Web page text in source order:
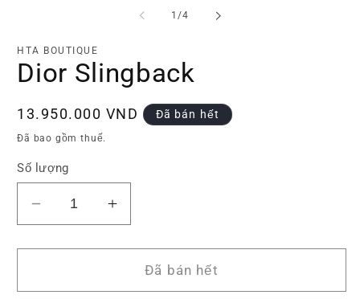
hộp
tương
tác
1/trong
4
HTA BOUTIQUE
Dior Slingback
Giá
thông
13.950.000 VND Đã bán hết
Đã bao gồm thuế.
Số lượng
Giảm
số
lượng
Dior
Tăng
số
lượng
Dior
Đã bán hết